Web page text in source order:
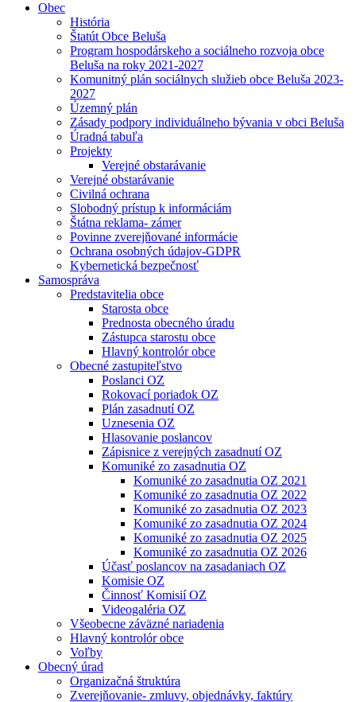
Obec
História
Štatút Obce Beluša
Program hospodárskeho a sociálneho rozvoja obce
Beluša na roky 2021-2027
Komunitný plán sociálnych služieb obce Beluša 2023-
2027
Územný plán
Zásady podpory individuálneho bývania v obci Beluša
Úradná tabuľa
Projekty
Verejné obstarávanie
Verejné obstarávanie
Civilná ochrana
Slobodný prístup k informáciám
Štátna reklama- zámer
Povinne zverejňované informácie
Ochrana osobných údajov-GDPR
Kybernetická bezpečnosť
Samospráva
Predstavitelia obce
Starosta obce
Prednosta obecného úradu
Zástupca starostu obce
Hlavný kontrolór obce
Obecné zastupiteľstvo
Poslanci OZ
Rokovací poriadok OZ
Plán zasadnutí OZ
Uznesenia OZ
Hlasovanie poslancov
Zápisnice z verejných zasadnutí OZ
Komuniké zo zasadnutia OZ
Komuniké zo zasadnutia OZ 2021
Komuniké zo zasadnutia OZ 2022
Komuniké zo zasadnutia OZ 2023
Komuniké zo zasadnutia OZ 2024
Komuniké zo zasadnutia OZ 2025
Komuniké zo zasadnutia OZ 2026
Účasť poslancov na zasadaniach OZ
Komisie OZ
Činnosť Komisií OZ
Videogaléria OZ
Všeobecne záväzné nariadenia
Hlavný kontrolór obce
Voľby
Obecný úrad
Organizačná štruktúra
Zverejňovanie- zmluvy, objednávky, faktúry